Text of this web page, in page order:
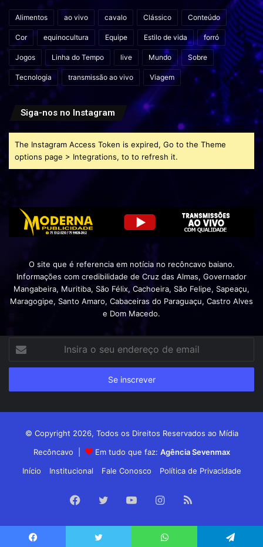
Alimentos ao vivo cavalo Clássico Conteúdo
Cor equinocultura Equipe Estilo de vida forró
Jogos Linha do Tempo live Mundo Sobre
Tecnologia transmissão ao vivo Viagem
Siga-nos no Instagram
The Instagram Access Token is expired, Go to the Theme
options page > Integrations, to to refresh it.
O site que é referencia em notícia no recôncavo baiano.
Informações com credibilidade de Cruz das Almas, Governador
Mangabeira, Muritiba, São Félix, Cachoeira, São Felipe, Sapeaçu,
Maragogipe, Santo Amaro, Cabaceiras do Paraguaçu, Castro Alves
e Dom Macedo.
seu
de
© Copyright 2026, Todos os Direitos Reservados ao Mídia
Recôncavo |
Em tudo que faz: Agência Sevenmax
Início
Institucional Fale Conosco Política de Privacidade
Facebook
TwitterYouTubeInstagram
RSS